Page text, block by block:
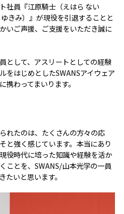
社員『江原騎士（えはら ない
きみ）』が現役を引退することと
いご声援、ご支援をいただき誠に
として、アスリートとしての経験
をはじめとしたSWANSアイウェア
わってまいります。
れたのは、たくさんの方々の応
と強く感じています。本当にあり
役時代に培った知識や経験を活か
ことを、SWANS/山本光学の一員
たいと思います。